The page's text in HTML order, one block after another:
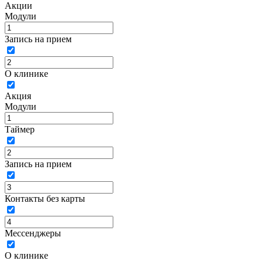
Акции
Модули
Запись на прием
О клинике
Акция
Модули
Таймер
Запись на прием
Контакты без карты
Мессенджеры
О клинике